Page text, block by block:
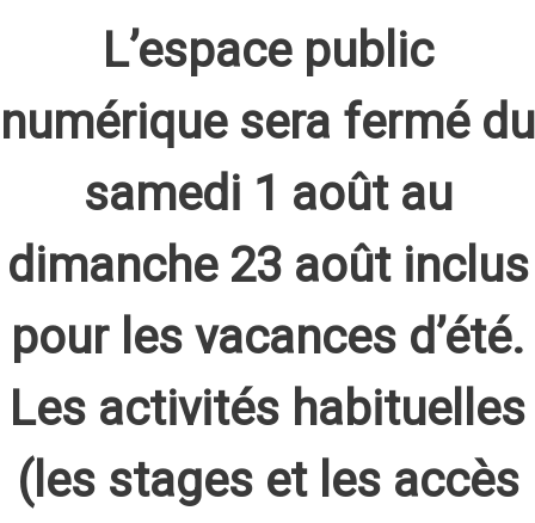
L’espace public
numérique sera fermé du
samedi 1 août au
dimanche 23 août inclus
pour les vacances d’été.
Les activités habituelles
(les stages et les accès